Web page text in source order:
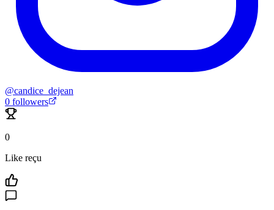
@candice_dejean
0 followers
0
Like reçu